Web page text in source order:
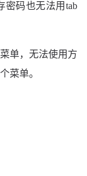
密码也无法用tab
单，无法使用方
菜单。